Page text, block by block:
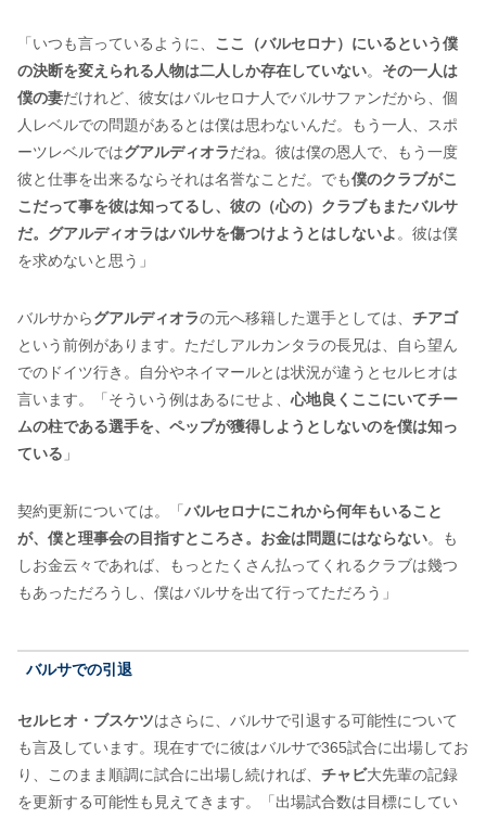
「いつも言っているように、 ここ（バルセロナ）にいるという僕
の決断を変えられる人物は二人しか存在していない。 その一人は
僕の妻だけれど、彼女はバルセロナ人でバルサファンだから、個
人レベルでの問題があるとは僕は思わないんだ。もう一人、スポ
ーツレベルではグアルディオラだね。彼は僕の恩人で、もう一度
彼と仕事を出来るならそれは名誉なことだ。でも僕のクラブがこ
こだって事を彼は知ってるし、彼の（心の）クラブもまたバルサ
だ。グアルディオラはバルサを傷つけようとはしないよ 。彼は僕
を求めないと思う」
バルサからグアルディオラの元へ移籍した選手としては、 チアゴ
という前例があります。ただしアルカンタラの長兄は、自ら望ん
でのドイツ行き。自分やネイマールとは状況が違うとセルヒオは
言います。「そういう例はあるにせよ、 心地良くここにいてチー
ムの柱である選手を、ペップが獲得しようとしないのを僕は知っ
ている 」
契約更新については。「 バルセロナにこれから何年もいること
が、僕と理事会の目指すところさ。お金は問題にはならない。も
しお金云々であれば、もっとたくさん払ってくれるクラブは幾つ
もあっただろうし、僕はバルサを出て行ってただろう」
バルサでの引退
セルヒオ・ブスケツはさらに、バルサで引退する可能性について
も言及しています。現在すでに彼はバルサで365試合に出場してお
り、このまま順調に試合に出場し続ければ、 チャビ大先輩の記録
を更新する可能性も見えてきます。「出場試合数は目標にしてい